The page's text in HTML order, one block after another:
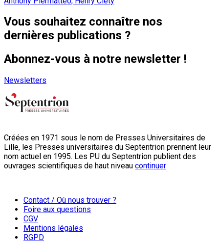
Vous souhaitez connaître nos
dernières publications ?
Abonnez-vous à notre newsletter !
Newsletters
Créées en 1971 sous le nom de Presses Universitaires de
Lille, les Presses universitaires du Septentrion prennent leur
nom actuel en 1995. Les PU du Septentrion publient des
ouvrages scientifiques de haut niveau continuer
Contact / Où nous trouver ?
Foire aux questions
CGV
Mentions légales
RGPD